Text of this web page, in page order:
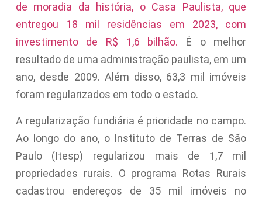
de moradia da história, o Casa Paulista, que
entregou 18 mil residências em 2023, com
investimento de R$ 1,6 bilhão. É o melhor
resultado de uma administração paulista, em um
ano, desde 2009. Além disso, 63,3 mil imóveis
foram regularizados em todo o estado.
A regularização fundiária é prioridade no campo.
Ao longo do ano, o Instituto de Terras de São
Paulo (Itesp) regularizou mais de 1,7 mil
propriedades rurais. O programa Rotas Rurais
cadastrou endereços de 35 mil imóveis no